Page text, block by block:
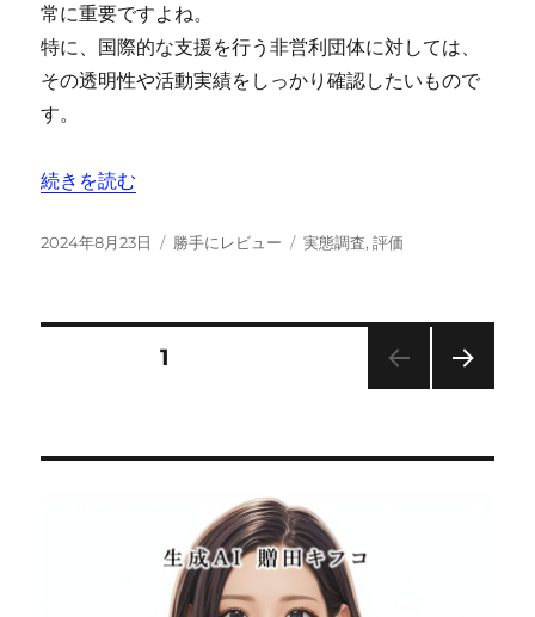
常に重要ですよね。
特に、国際的な支援を行う非営利団体に対しては、
その透明性や活動実績をしっかり確認したいもので
す。
“【勝手にレビュー】怪しい？ピースウィンズ・ジャパ
続きを読む
投
2024年8月23日
カ
勝手にレビュー
タ
実態調査,評価
の
固定ページ1